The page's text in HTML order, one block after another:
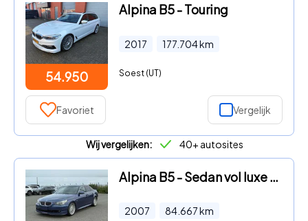
54.950
Alpina B5 - Touring
2017 177.704km
Soest (UT)
Favoriet Vergelijk
Wij vergelijken: 40+ autosites
Alpina B5 - Sedan vol luxe en vermogen
2007 84.667km